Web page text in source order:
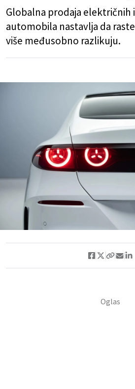
Globalna prodaja električnih
automobila nastavlja da
više međusobno razlikuju.